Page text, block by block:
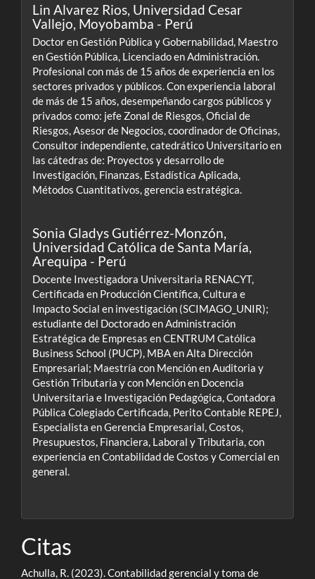
Lin Alvarez Rios, Universidad Cesar
Vallejo, Moyobamba - Perú
Doctor en Gestión Pública y Gobernabilidad, Maestro
en Gestión Pública, Licenciado en Administración.
Profesional con más de 15 años de experiencia en los
sectores privados y públicos. Con experiencia laboral
de más de 15 años, desempeñando cargos públicos y
privados como: jefe Zonal de Riesgos, Oficial de
Riesgos, Asesor de Negocios, coordinador de Oficinas,
Consultor independiente, catedrático Universitario en
las cátedras de: Proyectos y desarrollo de
Investigación, Finanzas, Estadística Aplicada,
Métodos Cuantitativos, gerencia estratégica.
Sonia Gladys Gutiérrez-Monzón,
Universidad Católica de Santa María,
Arequipa - Perú
Docente Investigadora Universitaria RENACYT,
Certificada en Producción Científica, Cultura e
Impacto Social en investigación (SCIMAGO_UNIR);
estudiante del Doctorado en Administración
Estratégica de Empresas en CENTRUM Católica
Business School (PUCP), MBA en Alta Dirección
Empresarial; Maestría con Mención en Auditoria y
Gestión Tributaria y con Mención en Docencia
Universitaria e Investigación Pedagógica, Contadora
Pública Colegiado Certificada, Perito Contable REPEJ,
Especialista en Gerencia Empresarial, Costos,
Presupuestos, Financiera, Laboral y Tributaria, con
experiencia en Contabilidad de Costos y Comercial en
general.
Citas
Achulla, R. (2023). Contabilidad gerencial y toma de